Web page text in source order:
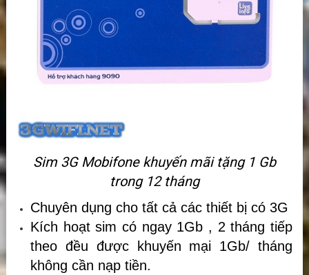
Sim 3G Mobifone khuyến mãi tặng 1 Gb
trong 12 tháng
Chuyên dụng cho tất cả các thiết bị có 3G
Kích hoạt sim có ngay 1Gb , 2 tháng tiếp
theo đều được khuyến mại 1Gb/ tháng
không cần nạp tiền.